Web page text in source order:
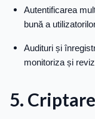
Autentificarea
bună a
Audituri și
monitoriza și
5.